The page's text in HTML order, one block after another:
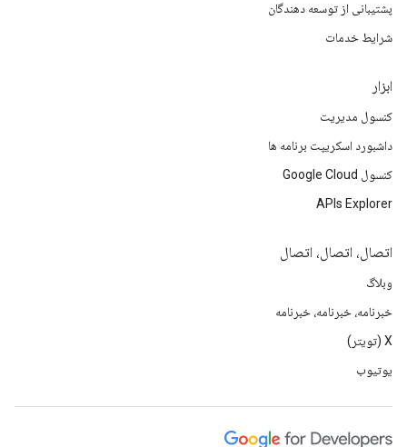
پشتیبانی از توسعه دهندگان
شرایط خدمات
ابزار
کنسول مدیریت
داشبورد اسکریپت برنامه ها
کنسول Google Cloud
APIs Explorer
اتصال، اتصال، اتصال
وبلاگ
خبرنامه، خبرنامه، خبرنامه
X (تویتر)
یوتیوب